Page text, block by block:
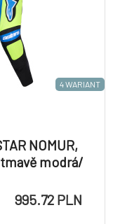
4 WARIANT
NOMUR,
modrá/
995.72 PLN